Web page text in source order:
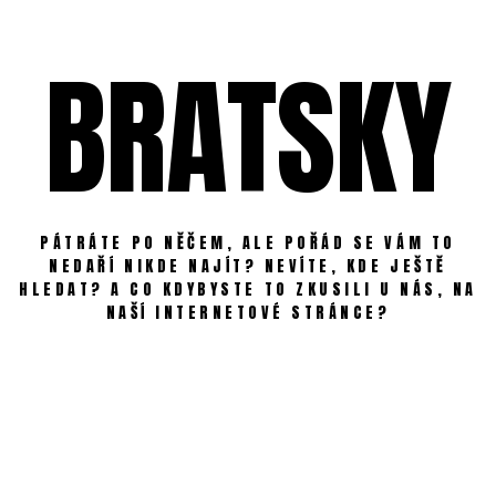
BRATSKY
PÁTRÁTE PO NĚČEM, ALE POŘÁD SE VÁM TO
NEDAŘÍ NIKDE NAJÍT? NEVÍTE, KDE JEŠTĚ
HLEDAT? A CO KDYBYSTE TO ZKUSILI U NÁS, NA
NAŠÍ INTERNETOVÉ STRÁNCE?